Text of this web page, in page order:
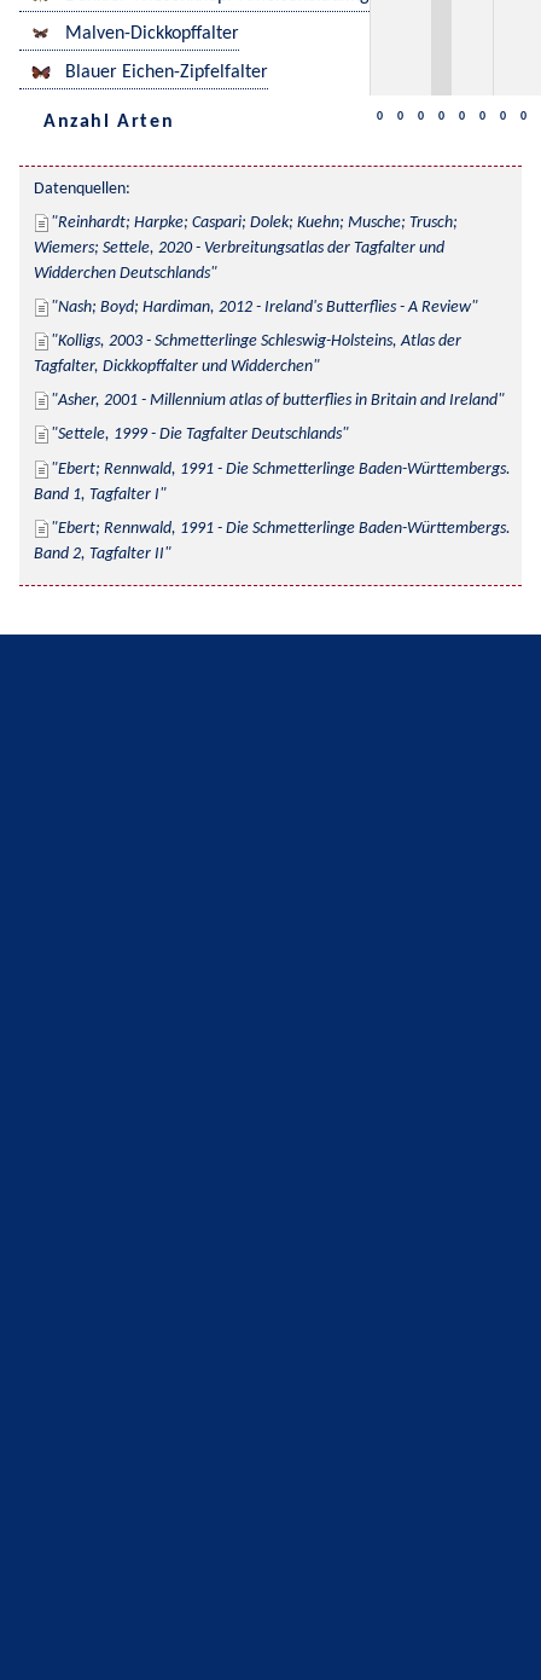
Malven-Dickkopffalter
Blauer Eichen-Zipfelfalter
Anzahl Arten 0 0 0 0 0 0 0 0
Datenquellen:
Reinhardt; Harpke; Caspari; Dolek; Kuehn; Musche; Trusch;
Wiemers; Settele, 2020 - Verbreitungsatlas der Tagfalter und
Widderchen Deutschlands
Nash; Boyd; Hardiman, 2012 - Ireland's Butterflies - A Review
Kolligs, 2003 - Schmetterlinge Schleswig-Holsteins, Atlas der
Tagfalter, Dickkopffalter und Widderchen
Asher, 2001 - Millennium atlas of butterflies in Britain and Ireland
Settele, 1999 - Die Tagfalter Deutschlands
Ebert; Rennwald, 1991 - Die Schmetterlinge Baden-Württembergs.
Band 1, Tagfalter I
Ebert; Rennwald, 1991 - Die Schmetterlinge Baden-Württembergs.
Band 2, Tagfalter II